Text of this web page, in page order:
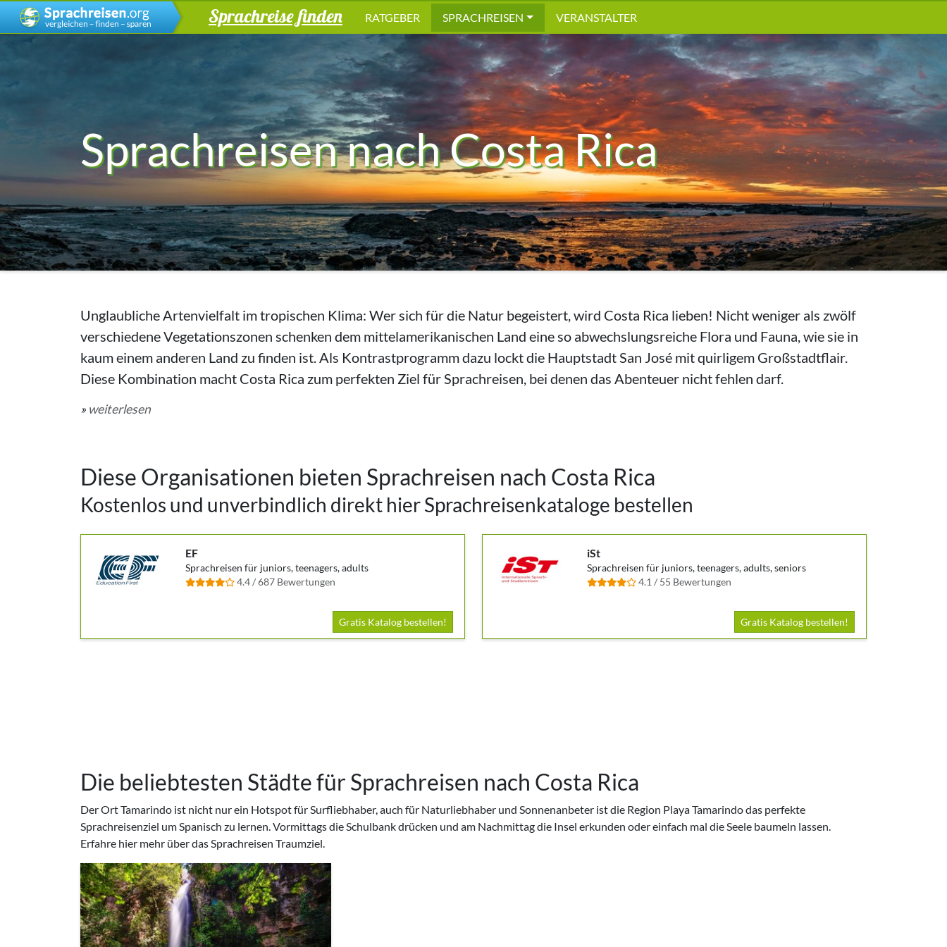
Sprachreise finden RATGEBER SPRACHREISEN VERANSTALTER
Sprachreisen nach Costa Rica
Unglaubliche Artenvielfalt im tropischen Klima: Wer sich für die Natur begeistert, wird Costa Rica lieben! Nicht weniger als zwölf
verschiedene Vegetationszonen schenken dem mittelamerikanischen Land eine so abwechslungsreiche Flora und Fauna, wie sie in
kaum einem anderen Land zu finden ist. Als Kontrastprogramm dazu lockt die Hauptstadt San José mit quirligem Großstadtflair.
Diese Kombination macht Costa Rica zum perfekten Ziel für Sprachreisen, bei denen das Abenteuer nicht fehlen darf.
» weiterlesen
Diese Organisationen bieten Sprachreisen nach Costa Rica
Kostenlos und unverbindlich direkt hier Sprachreisenkataloge bestellen
EF
Sprachreisen für juniors, teenagers, adults
4.4 / 687 Bewertungen
Gratis Katalog bestellen!
iSt
Sprachreisen für juniors, teenagers, adults, seniors
4.1 / 55 Bewertungen
Gratis Katalog bestellen!
Die beliebtesten Städte für Sprachreisen nach Costa Rica
Der Ort Tamarindo ist nicht nur ein Hotspot für Surfliebhaber, auch für Naturliebhaber und Sonnenanbeter ist die Region Playa Tamarindo das perfekte
Sprachreisenziel um Spanisch zu lernen. Vormittags die Schulbank drücken und am Nachmittag die Insel erkunden oder einfach mal die Seele baumeln lassen.
Erfahre hier mehr über das Sprachreisen Traumziel.